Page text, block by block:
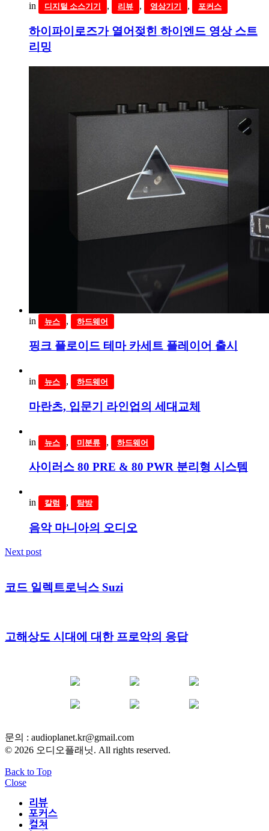
in 디지털 소스기기 , 리뷰 , 영상기기 , 포커스
하이파이로즈가 열어젖힌 하이엔드 영상 스트
리밍
in 뉴스 , 하드웨어
핑크 플로이드 테마 카세트 플레이어 출시
in 뉴스 , 하드웨어
마란츠, 입문기 라인업의 세대교체
in 뉴스 , 미분류 , 하드웨어
사이러스 80 PRE & 80 PWR 분리형 시스템
in 칼럼 , 탐방
음악 마니아의 오디오
Next post
코드 일렉트로닉스 Suzi
고해상도 시대에 대한 프로악의 응답
문의 : audioplanet.kr@gmail.com
© 2026 오디오플래닛. All rights reserved.
Back to Top
Close
리뷰
포커스
컬쳐